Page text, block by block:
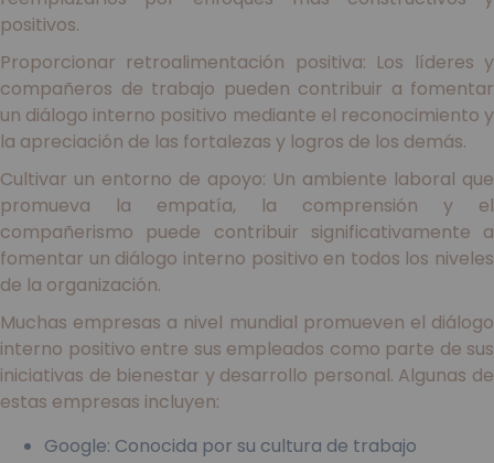
positivos.
Proporcionar retroalimentación positiva: Los líderes y
compañeros de trabajo pueden contribuir a fomentar
un diálogo interno positivo mediante el reconocimiento y
la apreciación de las fortalezas y logros de los demás.
Cultivar un entorno de apoyo: Un ambiente laboral que
promueva la empatía, la comprensión y el
compañerismo puede contribuir significativamente a
fomentar un diálogo interno positivo en todos los niveles
de la organización.
Muchas empresas a nivel mundial promueven el diálogo
interno positivo entre sus empleados como parte de sus
iniciativas de bienestar y desarrollo personal. Algunas de
estas empresas incluyen:
Google: Conocida por su cultura de trabajo